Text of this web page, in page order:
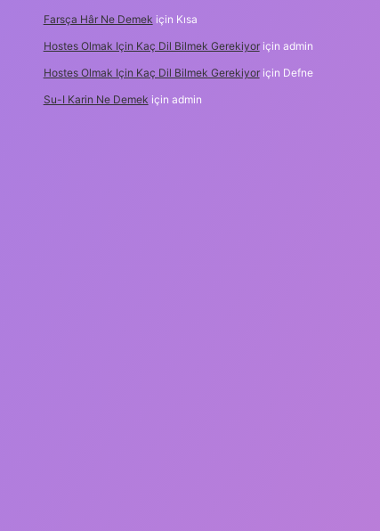
Farsça Hâr Ne Demek için Kısa
Hostes Olmak Için Kaç Dil Bilmek Gerekiyoriçin admin
Hostes Olmak Için Kaç Dil Bilmek Gerekiyoriçin Defne
Su-I Karin Ne Demek için admin